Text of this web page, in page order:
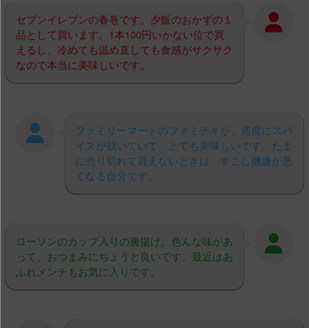
セブンイレブンの春巻です。夕飯のおかずの１
品として買います。1本100円いかない位で買
えるし、冷めても温め直しても食感がサクサク
なので本当に美味しいです。
ファミリーマートのファミチキが、適度にスパ
イスが効いていて、とても美味しいです。たま
に売り切れて買えないときは、すこし機嫌が悪
くなる自分です。
ローソンのカップ入りの唐揚げ。色んな味があ
って、おつまみにちょうど良いです。最近はあ
ふれメンチもお気に入りです。